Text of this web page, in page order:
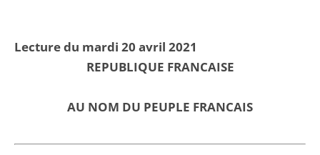
Lecture du mardi 20 avril 2021
REPUBLIQUE FRANCAISE
AU NOM DU PEUPLE FRANCAIS